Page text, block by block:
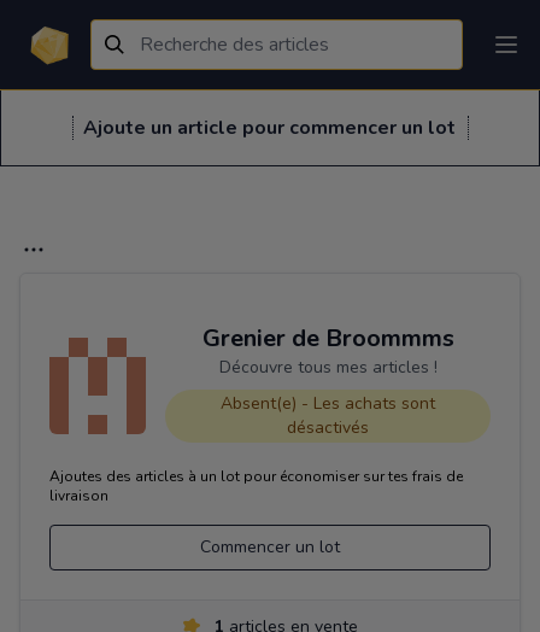
Grenier de Broommms
Découvre tous mes articles !
Absent(e) - Les achats sont
désactivés
Ajoutes des articles à un lot pour économiser sur tes frais de
livraison
Commencer un lot
1 articles en vente
Ajoute un article pour commencer un lot